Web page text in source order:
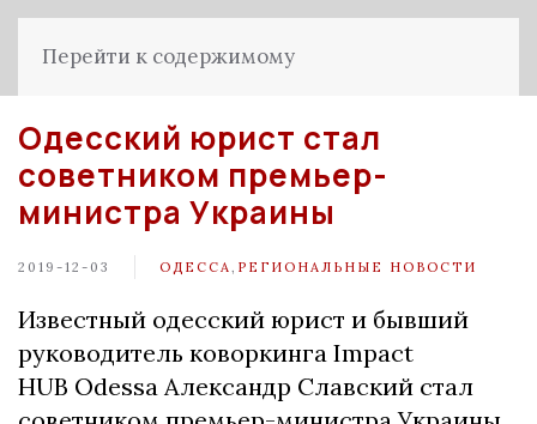
Перейти к содержимому
Одесский юрист стал
советником премьер-
министра Украины
2019-12-03 ОДЕССА РЕГИОНАЛЬНЫЕ НОВОСТИ
Известный одесский юрист и бывший
руководитель коворкинга Impact
HUB Odessa Александр Славский стал